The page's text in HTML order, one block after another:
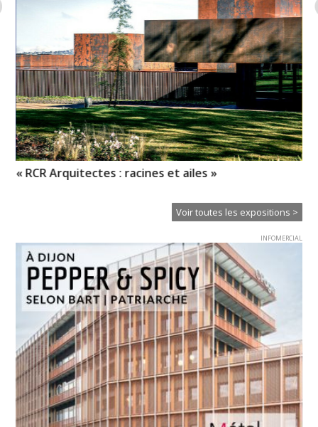
« RCR Arquitectes : racines et ailes »
Voir toutes les expositions >
INFOMERCIAL